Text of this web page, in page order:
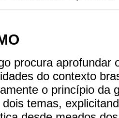
procura aprofundar
do contexto
o princípio da
temas,